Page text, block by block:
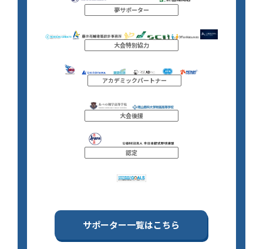
夢サポーター
大会特別協力
アカデミックパートナー
大会後援
認定
サポーター一覧はこちら